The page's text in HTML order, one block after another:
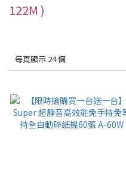
122M )
每頁顯示 24 個